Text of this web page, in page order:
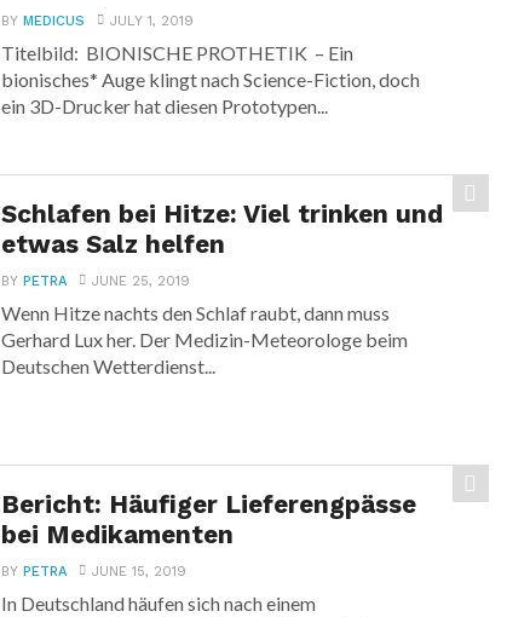
BYMEDICUS JULY 1, 2019
Titelbild: BIONISCHE PROTHETIK – Ein
bionisches* Auge klingt nach Science-Fiction, doch
ein 3D-Drucker hat diesen Prototypen...
Schlafen bei Hitze: Viel trinken und
etwas Salz helfen
BYPETRA JUNE 25, 2019
Wenn Hitze nachts den Schlaf raubt, dann muss
Gerhard Lux her. Der Medizin-Meteorologe beim
Deutschen Wetterdienst...
Bericht: Häufiger Lieferengpässe
bei Medikamenten
BYPETRA JUNE 15, 2019
In Deutschland häufen sich nach einem